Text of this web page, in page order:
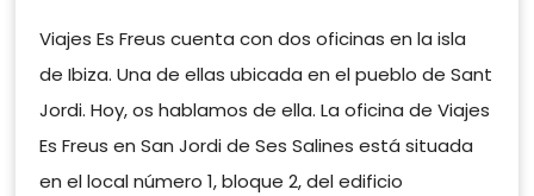
Viajes Es Freus cuenta con dos oficinas en la isla
de Ibiza. Una de ellas ubicada en el pueblo de Sant
Jordi. Hoy, os hablamos de ella. La oficina de Viajes
Es Freus en San Jordi de Ses Salines está situada
en el local número 1, bloque 2, del edificio